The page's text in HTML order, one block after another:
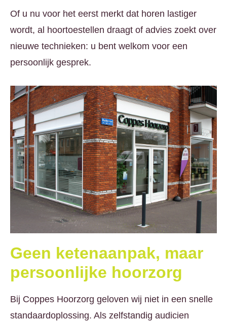
Of u nu voor het eerst merkt dat horen lastiger
wordt, al hoortoestellen draagt of advies zoekt over
nieuwe technieken: u bent welkom voor een
persoonlijk gesprek.
Geen ketenaanpak, maar
persoonlijke hoorzorg
Bij Coppes Hoorzorg geloven wij niet in een snelle
standaardoplossing. Als zelfstandig audicien